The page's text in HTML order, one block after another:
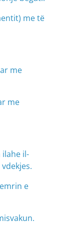
me të
me
me
ilahe il-
e